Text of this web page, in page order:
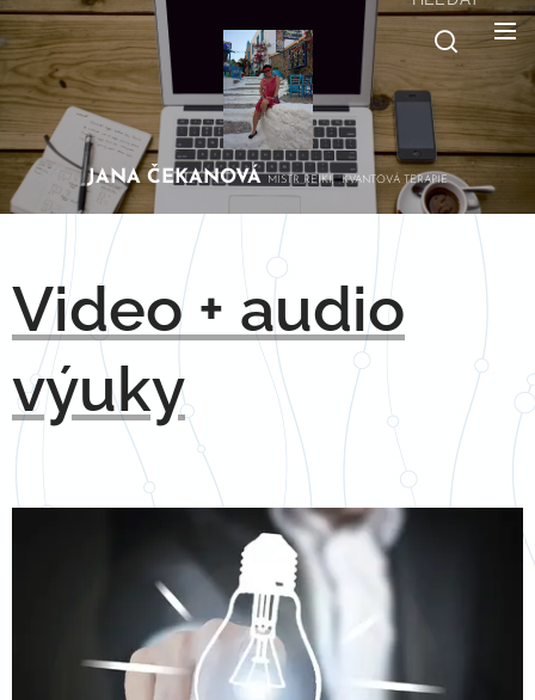
JANA ČEKANOVÁ MISTR REIKI, KVANTOVÁ TERAPIE
Video + audio
výuky